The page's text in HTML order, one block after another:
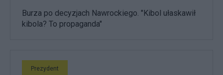
Burza po decyzjach Nawrockiego. "Kibol ułaskawił
kibola? To propaganda"
Prezydent